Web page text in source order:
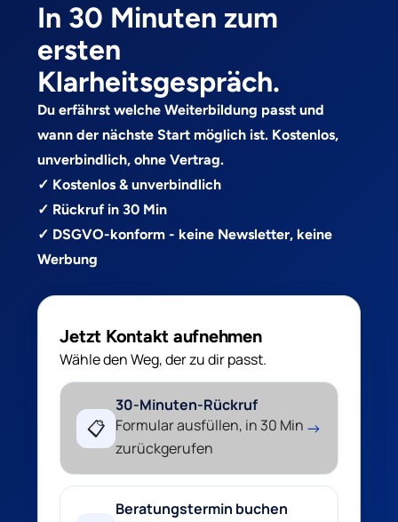
In 30 Minuten zum
ersten
Klarheitsgespräch.
Du erfährst welche Weiterbildung passt und
wann der nächste Start möglich ist. Kostenlos,
unverbindlich, ohne Vertrag.
✓ Kostenlos & unverbindlich
✓ Rückruf in 30 Min
✓ DSGVO-konform - keine Newsletter, keine
Werbung
Jetzt Kontakt aufnehmen
Wähle den Weg, der zu dir passt.
📋
30-Minuten-Rückruf
Formular ausfüllen, in 30 Min
zurückgerufen
→
Beratungstermin buchen